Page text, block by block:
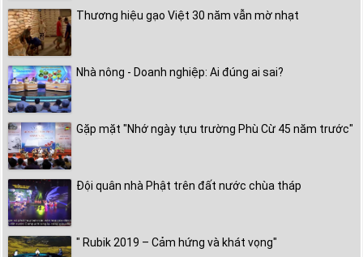
Thương hiệu gạo Việt 30 năm vẫn mờ nhạt
Nhà nông - Doanh nghiệp: Ai đúng ai sai?
Gặp mặt "Nhớ ngày tựu trường Phù Cừ 45 năm trước"
Đội quân nhà Phật trên đất nước chùa tháp
" Rubik 2019 – Cảm hứng và khát vọng"